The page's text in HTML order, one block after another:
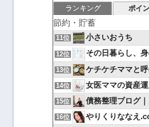
ランキング ポイ
11位 小さいおうち
12位 その日暮らし、
13位 ケチケチママと
14位 女医ママの資産運
15位 債務整理ブログ｜クレジ
16位 やりくりななえ